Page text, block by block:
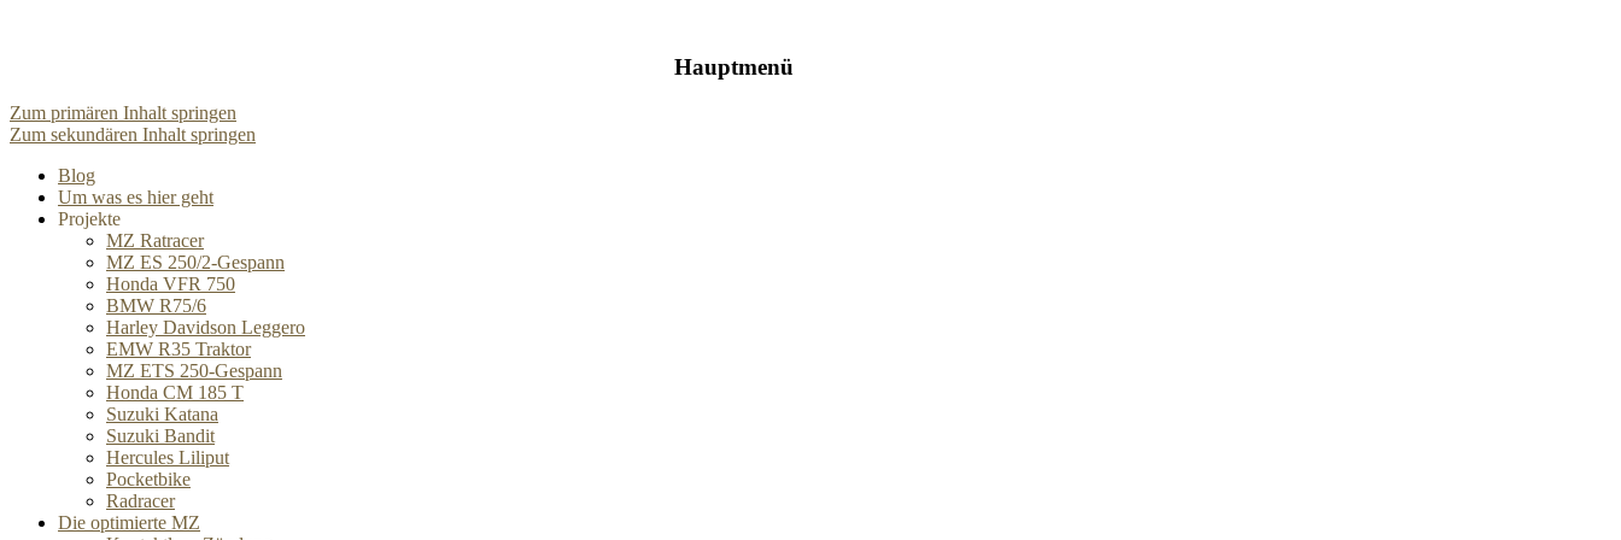
Hauptmenü
Zum primären Inhalt springen
Zum sekundären Inhalt springen
Blog
Um was es hier geht
Projekte
MZ Ratracer
MZ ES 250/2-Gespann
Honda VFR 750
BMW R75/6
Harley Davidson Leggero
EMW R35 Traktor
MZ ETS 250-Gespann
Honda CM 185 T
Suzuki Katana
Suzuki Bandit
Hercules Liliput
Pocketbike
Radracer
Die optimierte MZ